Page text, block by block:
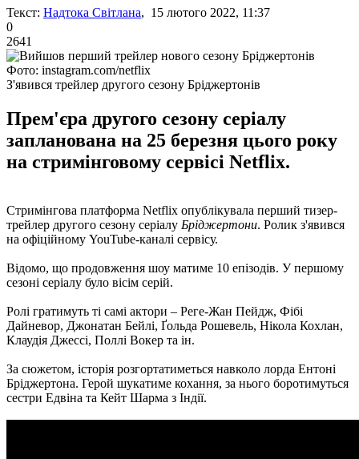
Текст: Надтока Світлана, 15 лютого 2022, 11:37
0
2641
Фото: instagram.com/netflix
З'явився трейлер другого сезону Бріджертонів
Прем'єра другого сезону серіалу
запланована на 25 березня цього року
на стримінговому сервісі Netflix.
Стримінгова платформа Netflix опублікувала перший тизер-
трейлер другого сезону серіалу Бріджертони. Ролик з'явився
на офіційному YouTube-каналі сервісу.
Відомо, що продовження шоу матиме 10 епізодів. У першому
сезоні серіалу було вісім серій.
Ролі гратимуть ті самі актори – Реге-Жан Пейдж, Фібі
Дайневор, Джонатан Бейлі, Ґольда Рошевель, Нікола Кохлан,
Клаудія Джессі, Поллі Вокер та ін.
За сюжетом, історія розгортатиметься навколо лорда Ентоні
Бріджертона. Герой шукатиме кохання, за нього боротимуться
сестри Едвіна та Кейт Шарма з Індії.